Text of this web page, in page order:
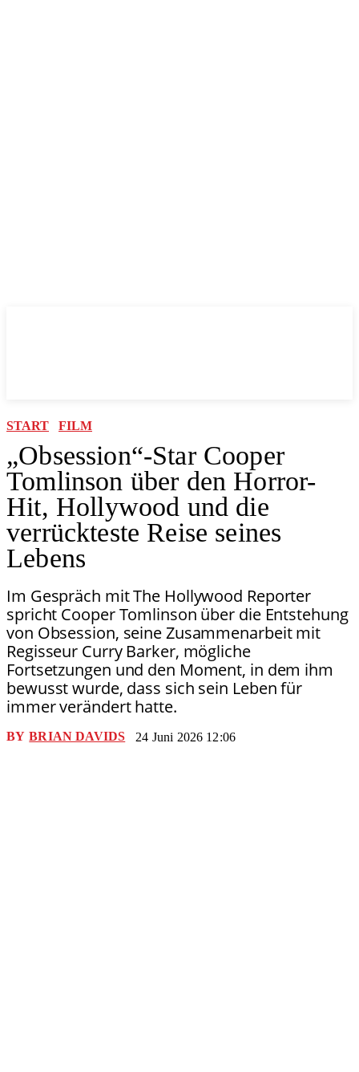
START FILM
„Obsession“-Star Cooper
Tomlinson über den Horror-
Hit, Hollywood und die
verrückteste Reise seines
Lebens
Im Gespräch mit The Hollywood Reporter
spricht Cooper Tomlinson über die Entstehung
von Obsession, seine Zusammenarbeit mit
Regisseur Curry Barker, mögliche
Fortsetzungen und den Moment, in dem ihm
bewusst wurde, dass sich sein Leben für
immer verändert hatte.
BY BRIAN DAVIDS 24 Juni 2026 12:06